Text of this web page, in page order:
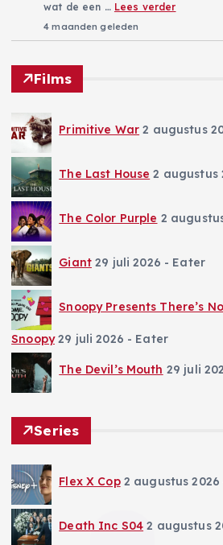
wat de een … Lees verder
4 maanden geleden
Films
Primitive War 2 augustus
The Last House 2 augustus
The Color Purple 2
Giant 29 juli 2026 - Eater
Snoopy Presents There’s
Snoopy 29 juli 2026 - Eater
The Devil’s Mouth 29 juli
Series
Flex X Cop 2 augustus 2026
Death Inc S04 2 augustus